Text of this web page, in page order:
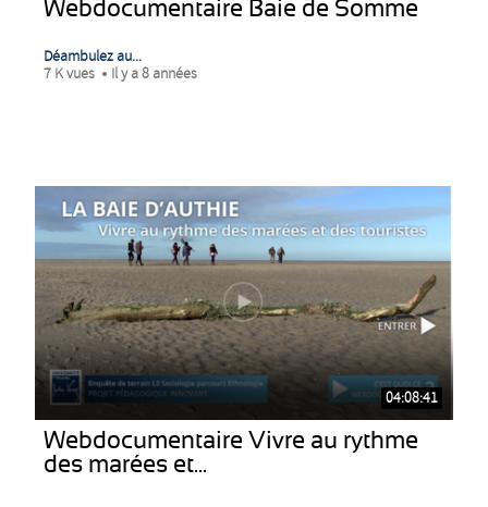
Webdocumentaire Baie de Somme
Déambulez au...
7 K vues
Il y a 8 années
04:08:41
Webdocumentaire Vivre au rythme
des marées et...